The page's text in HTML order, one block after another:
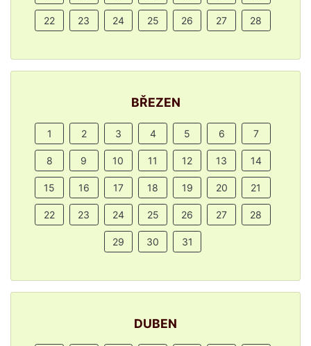
22 23 24 25 26 27 28
BŘEZEN
1 2 3 4 5 6 7
8 9 10 11 12 13 14
15 16 17 18 19 20 21
22 23 24 25 26 27 28
29 30 31
DUBEN